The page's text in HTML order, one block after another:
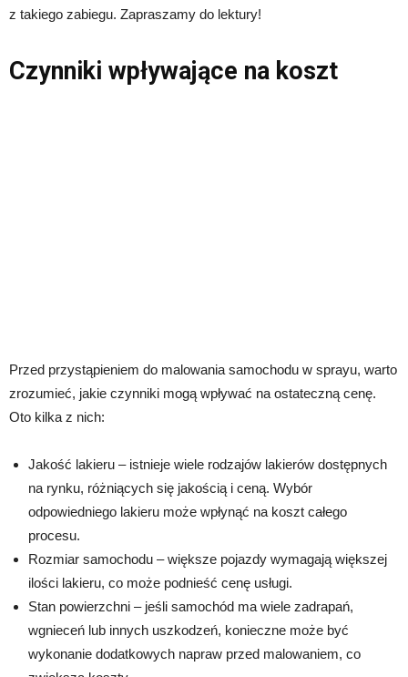
z takiego zabiegu. Zapraszamy do lektury!
Czynniki wpływające na koszt
Przed przystąpieniem do malowania samochodu w sprayu, warto
zrozumieć, jakie czynniki mogą wpływać na ostateczną cenę.
Oto kilka z nich:
Jakość lakieru – istnieje wiele rodzajów lakierów dostępnych
na rynku, różniących się jakością i ceną. Wybór
odpowiedniego lakieru może wpłynąć na koszt całego
procesu.
Rozmiar samochodu – większe pojazdy wymagają większej
ilości lakieru, co może podnieść cenę usługi.
Stan powierzchni – jeśli samochód ma wiele zadrapań,
wgnieceń lub innych uszkodzeń, konieczne może być
wykonanie dodatkowych napraw przed malowaniem, co